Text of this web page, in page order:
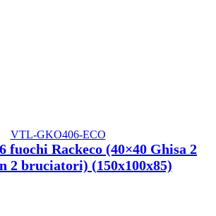
VTL-GKO406-ECO
fuochi Rackeco (40×40 Ghisa 2
2 bruciatori) (150x100x85)